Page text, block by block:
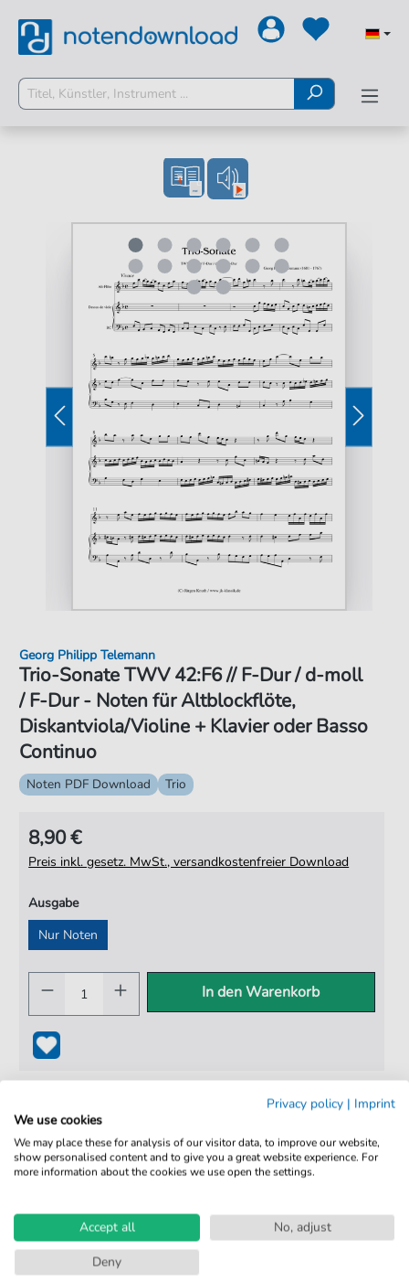
Trio-Sonate TWV 42:F6 // F-Dur / d-moll
/ F-Dur - Noten für Altblockflöte,
Diskantviola/Violine + Klavier oder Basso
Continuo
Georg Philipp Telemann
Noten PDF Download Trio
8,90 €
Preis inkl. gesetz. MwSt., versandkostenfreier Download
Ausgabe
Nur Noten
In den Warenkorb
Von Musikern geprüft
Kein Abo. Fairer Einzelkauf.
Privacy policy | Imprint
We use cookies
We may place these for analysis of our visitor data, to improve our website,
show personalised content and to give you a great website experience. For
more information about the cookies we use open the settings.
Accept all
No, adjust
Deny